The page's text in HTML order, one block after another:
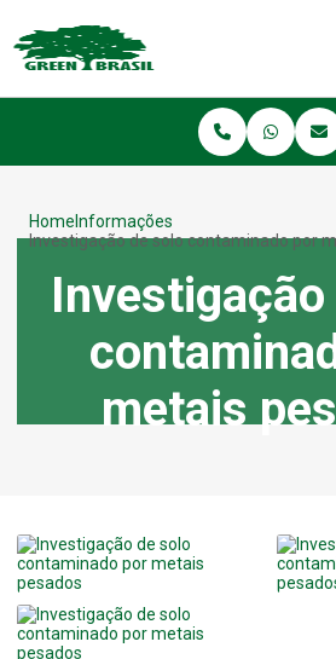
Home Informações
Investigação de solo contaminado por
metais